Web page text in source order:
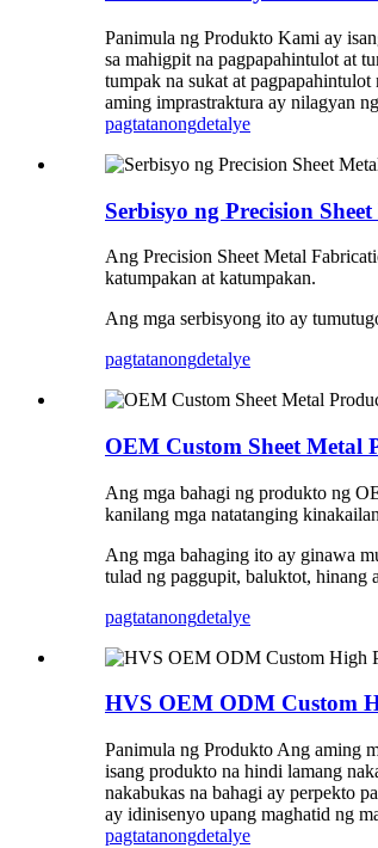
Panimula ng Produkto Kami ay
sa mahigpit na pagpapahintulot at
tumpak na sukat at
aming imprastraktura ay nilagyan
pagtatanongdetalye
Serbisyo ng Precision
Ang Precision Sheet Metal
katumpakan at katumpakan.
Ang mga serbisyong ito ay
pagtatanongdetalye
OEM Custom Sheet Metal
Ang mga bahagi ng produkto ng
kanilang mga natatanging
Ang mga bahaging ito ay ginawa
tulad ng paggupit, baluktot, hinang
pagtatanongdetalye
HVS OEM ODM Custom
Panimula ng Produkto Ang aming
isang produkto na hindi lamang
nakabukas na bahagi ay perpekto
ay idinisenyo upang maghatid ng
pagtatanongdetalye